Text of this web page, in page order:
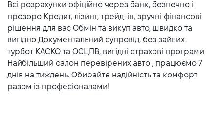
Всі розрахунки офіційно через банк, безпечно і
прозоро Кредит, лізинг, трейд-ін, зручні фінансові
рішення для вас Обмін та викуп авто, швидко та
вигідно Документальний супровід, без зайвих
турбот КАСКО та ОСЦПВ, вигідні страхові програми
Найбільший салон перевірених авто , працюємо 7
днів на тиждень. Обирайте надійність та комфорт
разом із професіоналами!